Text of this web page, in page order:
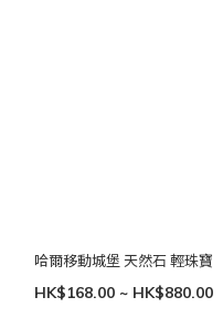
哈爾移動城堡 天然石 輕珠寶
HK$168.00 ~ HK$880.00